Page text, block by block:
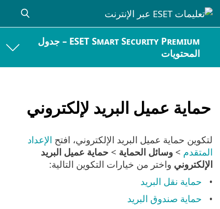
ESET Smart Security Premium – جدول
المحتويات
حماية عميل البريد لإلكتروني
لتكوين حماية عميل البريد الإلكتروني، افتح الإعداد
المتقدم > وسائل الحماية > حماية عميل البريد
الإلكتروني واختر من خيارات التكوين التالية:
حماية نقل البريد
حماية صندوق البريد